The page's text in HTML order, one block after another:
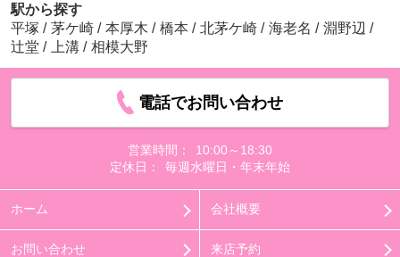
駅から探す
平塚 / 茅ケ崎 / 本厚木 / 橋本 / 北茅ケ崎 / 海老名 / 淵野辺 /
辻堂 / 上溝 / 相模大野
電話でお問い合わせ
営業時間：
10:00～18:30
定休日：
毎週水曜日・年末年始
ホーム 会社概要
お問い合わせ 来店予約